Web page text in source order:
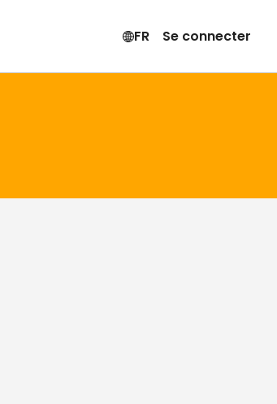
FR Se connecter